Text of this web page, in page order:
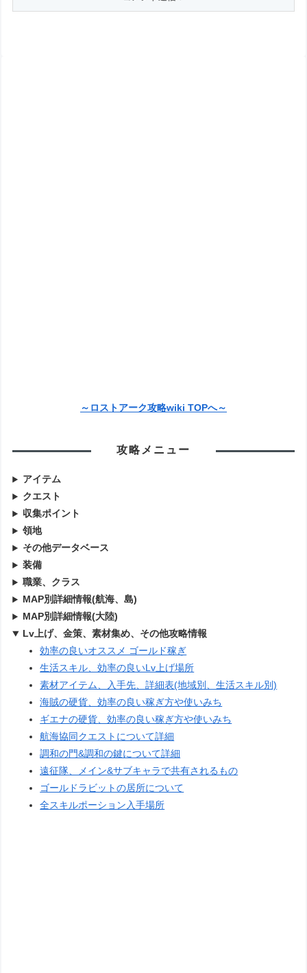
～ロストアーク攻略wiki TOPへ～
攻略メニュー
アイテム
クエスト
収集ポイント
領地
その他データベース
装備
職業、クラス
MAP別詳細情報(航海、島)
MAP別詳細情報(大陸)
Lv上げ、金策、素材集め、その他攻略情報
効率の良いオススメ ゴールド稼ぎ
生活スキル、効率の良いLv上げ場所
素材アイテム、入手先、詳細表(地域別、生活スキル別)
海賊の硬貨、効率の良い稼ぎ方や使いみち
ギエナの硬貨、効率の良い稼ぎ方や使いみち
航海協同クエストについて詳細
調和の門&調和の鍵について詳細
遠征隊、メイン&サブキャラで共有されるもの
ゴールドラビットの居所について
全スキルポーション入手場所